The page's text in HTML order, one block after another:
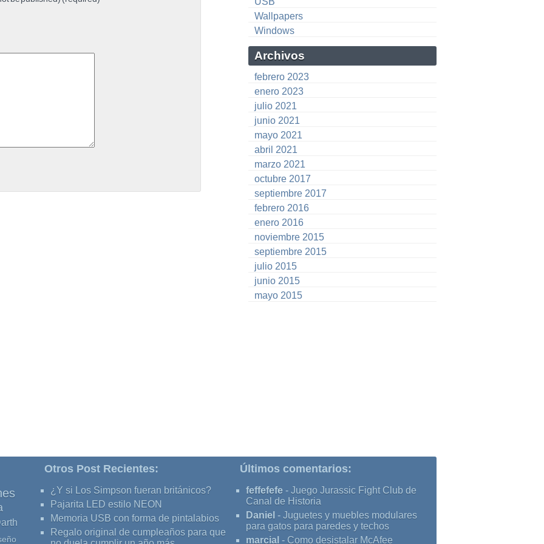
Wallpapers
Windows
Archivos
febrero 2023
enero 2023
julio 2021
junio 2021
mayo 2021
abril 2021
marzo 2021
octubre 2017
septiembre 2017
febrero 2016
enero 2016
noviembre 2015
septiembre 2015
julio 2015
junio 2015
mayo 2015
Otros Post Recientes:
¿Y si Los Simpson fueran británicos?
Pajarita LED estilo NEON
Memoria USB con forma de pintalabios
Regalo original de cumpleaños para que
Últimos comentarios:
feffefefe - Juego Jurassic Fight Club de
Canal de Historia
Daniel - Juguetes y muebles modulares
para gatos para paredes y techos
marcial - Como desistalar McAfee